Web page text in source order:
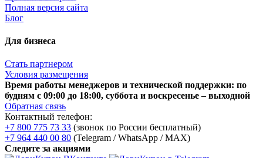
Полная версия сайта
Блог
Для бизнеса
Стать партнером
Условия размещения
Время работы менеджеров и технической поддержки: по
будням с 09:00 до 18:00, суббота и воскресенье – выходной
Обратная связь
Контактный телефон:
+7 800 775 73 33 (звонок по России бесплатный)
+7 964 440 00 80 (Telegram / WhatsApp / MAX)
Следите за акциями